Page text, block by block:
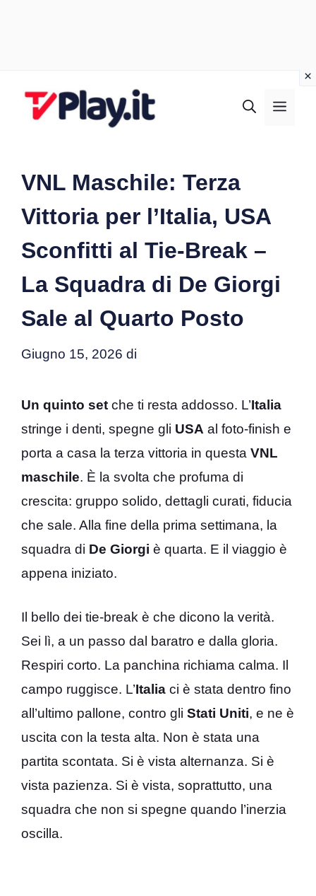
VNL Maschile: Terza
Vittoria per l’Italia, USA
Sconfitti al Tie-Break –
La Squadra di De Giorgi
Sale al Quarto Posto
Giugno 15, 2026 di
Un quinto set che ti resta addosso. L’Italia
stringe i denti, spegne gli USA al foto-finish e
porta a casa la terza vittoria in questa VNL
maschile. È la svolta che profuma di
crescita: gruppo solido, dettagli curati, fiducia
che sale. Alla fine della prima settimana, la
squadra di De Giorgi è quarta. E il viaggio è
appena iniziato.
Il bello dei tie-break è che dicono la verità.
Sei lì, a un passo dal baratro e dalla gloria.
Respiri corto. La panchina richiama calma. Il
campo ruggisce. L’Italia ci è stata dentro fino
all’ultimo pallone, contro gli Stati Uniti, e ne è
uscita con la testa alta. Non è stata una
partita scontata. Si è vista alternanza. Si è
vista pazienza. Si è vista, soprattutto, una
squadra che non si spegne quando l’inerzia
oscilla.